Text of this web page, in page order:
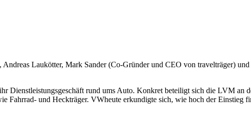
Laukötter, Mark Sander (Co-Gründer und CEO von travelträger)
rund ums Auto. Konkret beteiligt sich die LVM an
Fahrrad- und Heckträger. VWheute erkundigte sich, wie hoch der Einstieg